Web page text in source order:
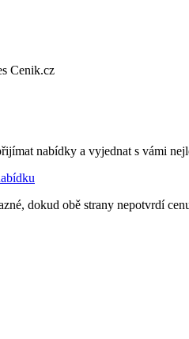
Cenik.cz
nabídky a vyjednat s vámi
dokud obě strany nepotvrdí